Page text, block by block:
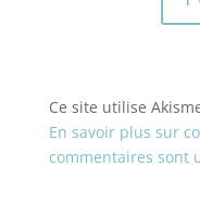
Ce site utilise
En savoir plus sur
commentaires sont